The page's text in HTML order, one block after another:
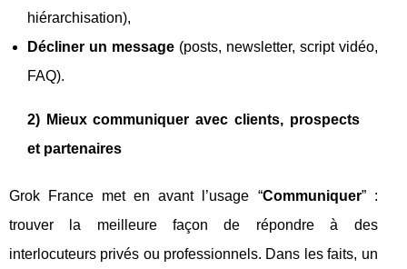
hiérarchisation),
Décliner un message(posts, newsletter, script vidéo,
FAQ).
2) Mieux communiquer avec clients, prospects
et partenaires
Grok France met en avant l’usage “Communiquer” :
trouver la meilleure façon de répondre à des
interlocuteurs privés ou professionnels. Dans les faits, un